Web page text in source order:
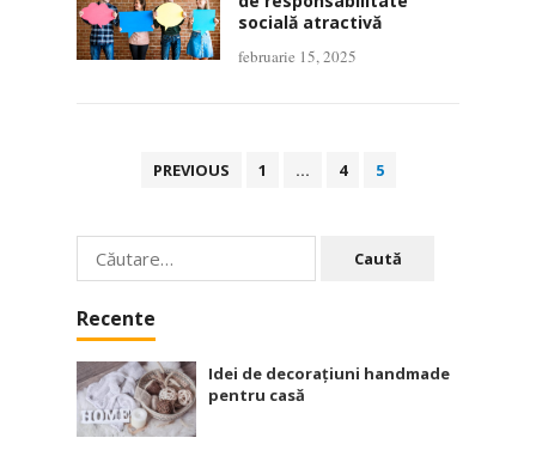
socială atractivă
februarie 15, 2025
PaginațiePREVIOUS 1 … 4 5
Caută
după:
Recente
Idei de decorațiuni handmade
pentru casă